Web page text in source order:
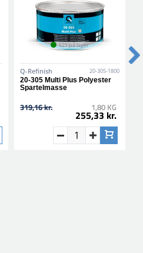
621 på lager
Q-Refinish 20-305-1800
20-305 Multi Plus Polyester
Spartelmasse
319,16 kr. 1,80 KG
255,33 kr.